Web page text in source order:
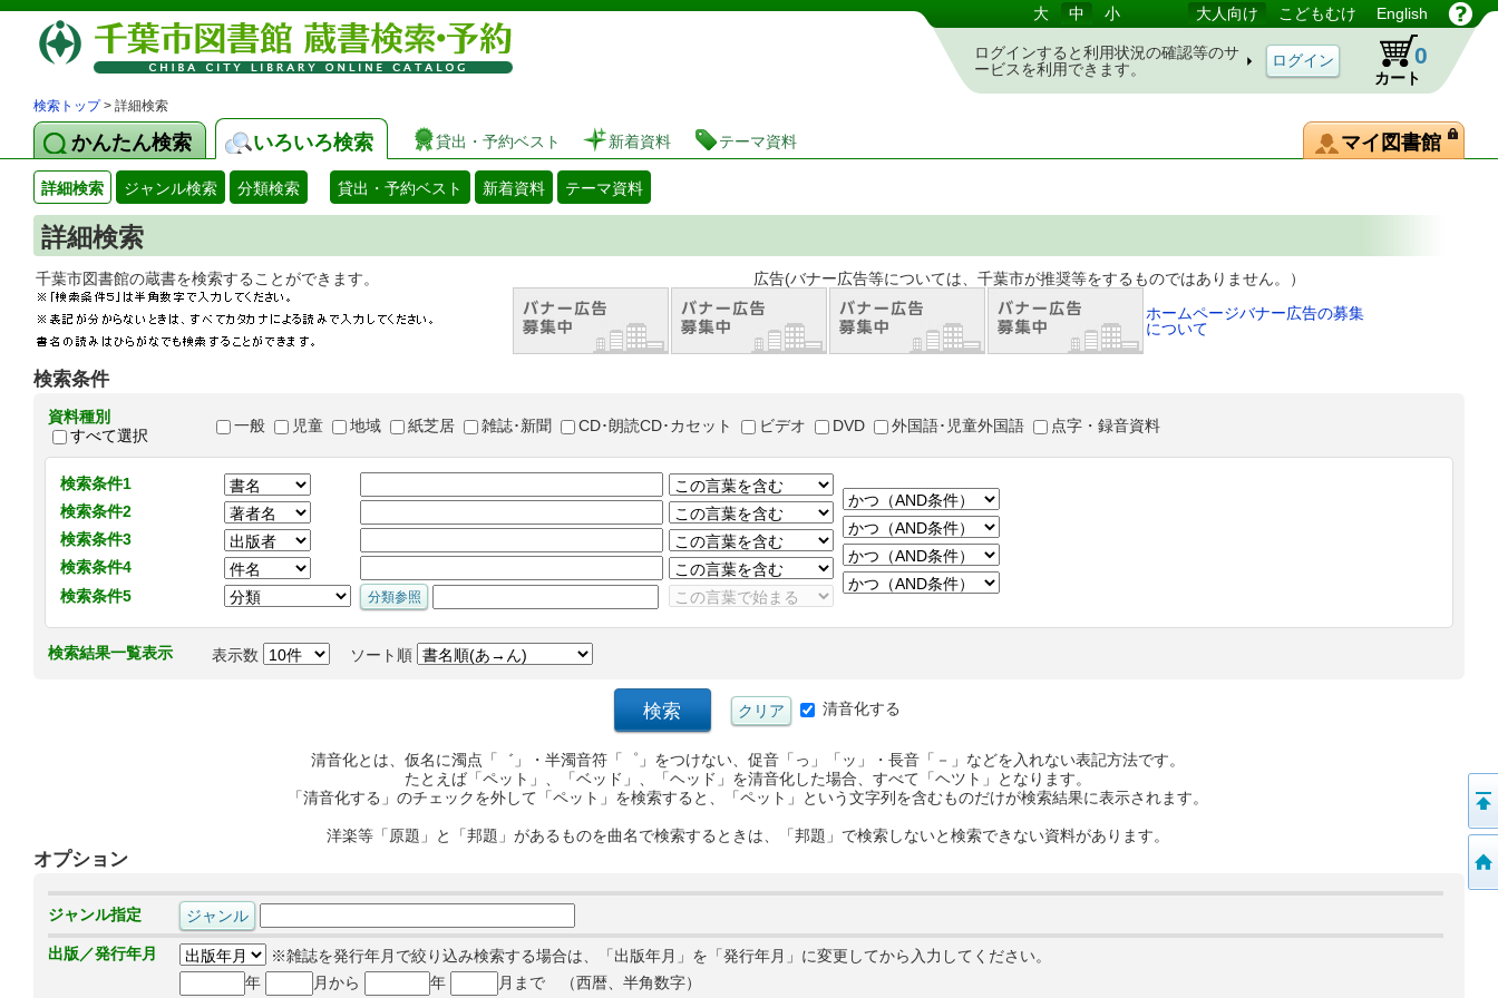
図書館 蔵書検索・予約システム 大 中 小 大人向け こどもむけ English
ログインすると利用状況の確認等のサ
ービスを利用できます。
カート
0
検索トップ> 詳細検索
かんたん検索 いろいろ検索 貸出・予約ベスト 新着資料 テーマ資料 マイ図書館
詳細検索 ジャンル検索 分類検索 貸出・予約ベスト 新着資料 テーマ資料
詳細検索
千葉市図書館の蔵書を検索することができます。 広告(バナー広告等については、千葉市が推奨等をするものではありません。）
ホームページバナー広告の募集
について
検索条件
資料種別
すべて選択
一般 児童 地域 紙芝居 雑誌･新聞 CD･朗読CD･カセット ビデオ DVD 外国語･児童外国語 点字・録音資料
検索条件1
検索条件2
検索条件3
検索条件4
検索条件5
検索結果一覧表示 表示数 ソート順
清音化する
清音化とは、仮名に濁点「゛」・半濁音符「゜」をつけない、促音「っ」「ッ」・長音「－」などを入れない表記方法です。
たとえば「ペット」、「ベッド」、「ヘッド」を清音化した場合、すべて「ヘツト」となります。
「清音化する」のチェックを外して「ペット」を検索すると、「ペット」という文字列を含むものだけが検索結果に表示されます。
洋楽等「原題」と「邦題」があるものを曲名で検索するときは、「邦題」で検索しないと検索できない資料があります。
オプション
ジャンル指定
出版／発行年月
※雑誌を発行年月で絞り込み検索する場合は、「出版年月」を「発行年月」に変更してから入力してください。
年
月から 年 月まで （西暦、半角数字）